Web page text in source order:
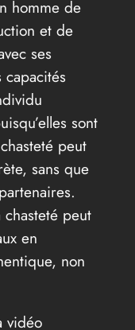
homme de
et de
ses
capacités
sont
peut
sans que
peut
en
non
vidéo